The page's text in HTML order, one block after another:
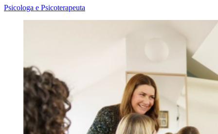
Psicologa e Psicoterapeuta